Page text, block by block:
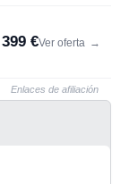
399 €Ver oferta →
Enlaces de afiliación